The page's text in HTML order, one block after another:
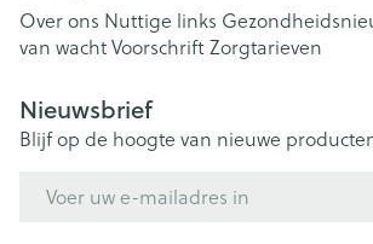
Over ons Nuttige links
van wachtVoorschriftZorgtarieven
Nieuwsbrief
Blijf op de hoogte van nieuwe